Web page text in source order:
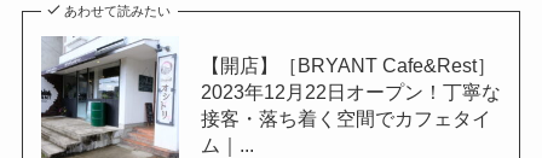
あわせて読みたい
【開店】［BRYANT Cafe&Rest］
2023年12月22日オープン！丁寧な
接客・落ち着く空間でカフェタイ
ム｜...